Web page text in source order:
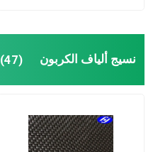
نسيج ألياف الكربون (47)